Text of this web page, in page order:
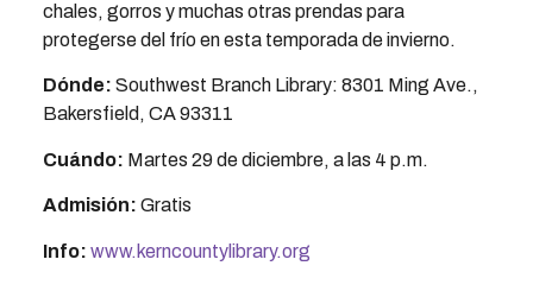
chales, gorros y muchas otras prendas para
protegerse del frío en esta temporada de invierno.
Dónde: Southwest Branch Library: 8301 Ming Ave.,
Bakersfield, CA 93311
Cuándo: Martes 29 de diciembre, a las 4 p.m.
Admisión: Gratis
Info: www.kerncountylibrary.org